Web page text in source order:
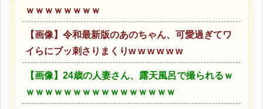
ｗｗｗｗｗｗｗｗ
【画像】令和最新版のあのちゃん、可愛過ぎてワ
イらにブッ刺さりまくりw w w w w w
【画像】24歳の人妻さん、露天風呂で撮られるｗ
ｗｗｗｗｗｗｗｗｗｗｗｗｗｗｗｗ